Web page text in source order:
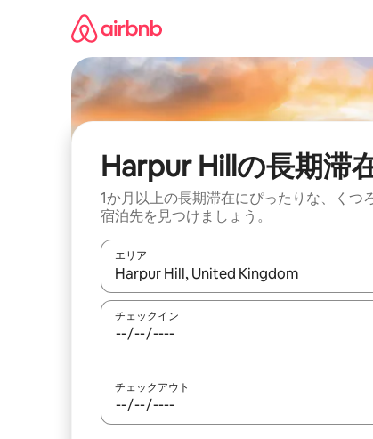
Harpur Hillの長期滞
1か月以上の長期滞在にぴったりな、くつ
宿泊先を見つけましょう。
エリア
検索結果が表示されたら、上下の矢印キーを
チェックイン
チェックアウト